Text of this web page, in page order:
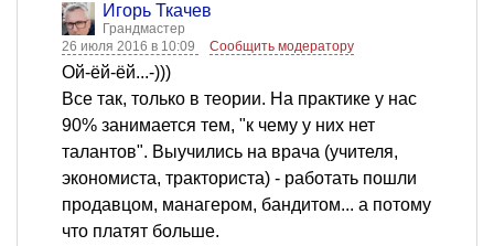
Игорь Ткачев
Грандмастер
26 июля 2016 в 10:09
Сообщить модератору
Ой-ёй-ёй...-)))
Все так, только в теории. На практике у нас
90% занимается тем, "к чему у них нет
талантов". Выучились на врача (учителя,
экономиста, тракториста) - работать пошли
продавцом, манагером, бандитом... а потому
что платят больше.